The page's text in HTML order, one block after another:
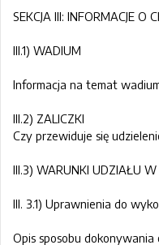
SEKCJA III: INFORMACJE
III.1) WADIUM
Informacja na temat
III.2) ZALICZKI
Czy przewiduje się
III.3) WARUNKI UDZIAŁU
III. 3.1) Uprawnienia do
Opis sposobu